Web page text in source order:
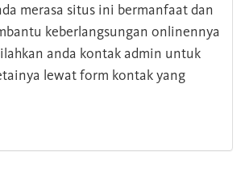
merasa situs ini bermanfaat dan
keberlangsungan onlinennya
anda kontak admin untuk
lewat form kontak yang